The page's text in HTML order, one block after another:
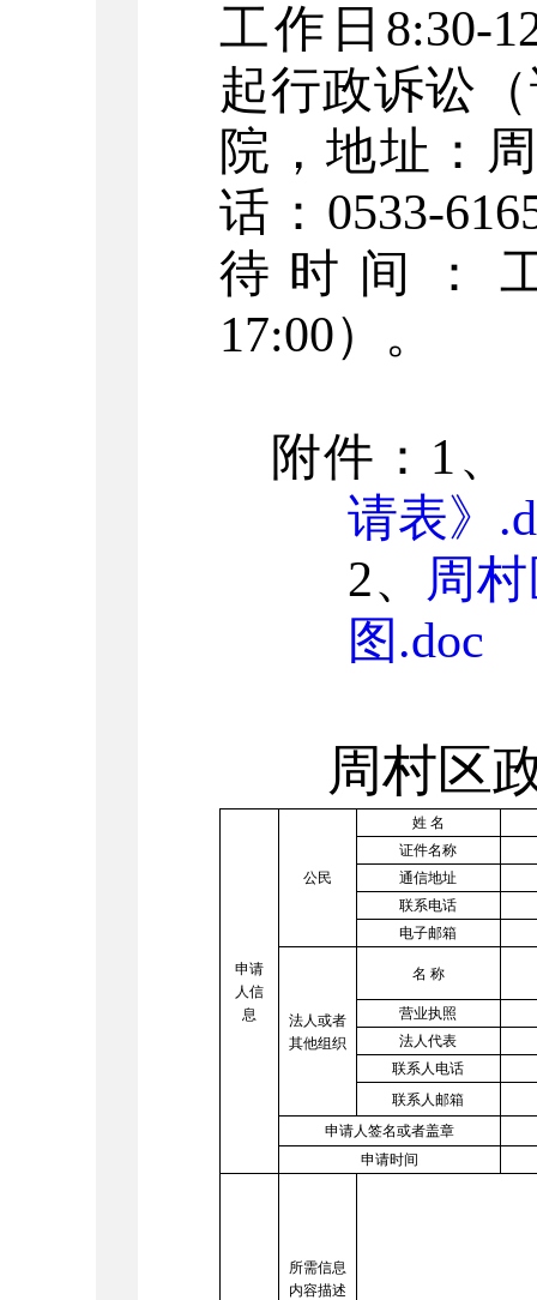
工作日 8:30-
起行政诉讼
院，地址：
话： 0533-
待时间：
17:00）。
附件： 1 、
请表》
2、
周
图.doc
周村区
申请
人信
息
公民
姓 名
证件名称
通信地址
联系电话
电子邮箱
法人或者
其他组织
名 称
营业执照
法人代表
联系人电话
联系人邮箱
申请人签名或者盖章
申请时间
所需信息
内容描述